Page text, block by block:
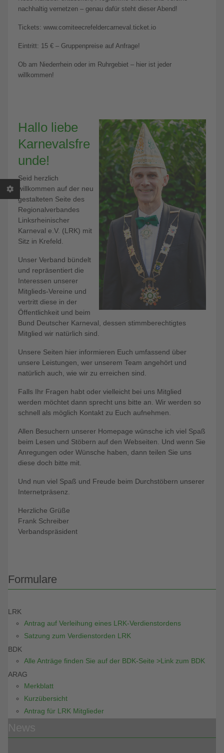
nachhaltig vernetzen – genau dafür steht dieser Abend!
Tickets: www.comiteecrefeldercarneval.ticket.io
Eintritt: 15 € – Gruppenpreise auf Anfrage!
Ob am Niederrhein oder im Ruhrgebiet – hier ist jeder
willkommen!
Hallo liebe
Karnevalsfre
unde!
Seid herzlich
willkommen auf der neu
gestalteten Seite des
Regionalverbandes
Linksrheinischer
Karneval e.V. (LRK) mit
Sitz in Krefeld.
Unser Verband bündelt
und repräsentiert die
Interessen unserer
Mitglieds-Vereine und
vertritt diese in der
Öffentlichkeit und beim
Bund Deutscher Karneval, dessen stimmberechtigtes
Mitglied wir natürlich sind.
Unsere Seiten hier informieren Euch umfassend über
unsere Leistungen, wer unserem Team angehört und
natürlich auch, wie wir zu erreichen sind.
Falls Ihr Fragen habt oder vielleicht bei uns Mitglied
werden möchtet dann sprecht uns bitte an. Wir werden so
schnell als möglich Kontakt zu Euch aufnehmen.
Allen Besuchern unserer Homepage wünsche ich viel Spaß
beim Lesen und Stöbern auf den Webseiten. Und wenn Sie
Anregungen oder Wünsche haben, dann teilen Sie uns
diese doch bitte mit.
Und nun viel Spaß und Freude beim Durchstöbern unserer
Internetpräsenz.
Herzliche Grüße
Frank Schreiber
Verbandspräsident
Formulare
LRK
Antrag auf Verleihung eines LRK-Verdienstordens
Satzung zum Verdienstorden LRK
BDK
Alle Anträge finden Sie auf der BDK-Seite >Link zum BDK
ARAG
Merkblatt
Kurzübersicht
Antrag für LRK Mitglieder